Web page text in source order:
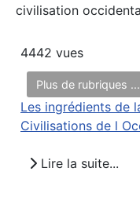
civilisation
4442 vues
Plus de rubriques ...
Les ingrédients de
Civilisations de l
Lire la suite...